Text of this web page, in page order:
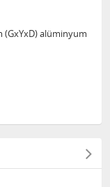
(GxYxD) alüminyum